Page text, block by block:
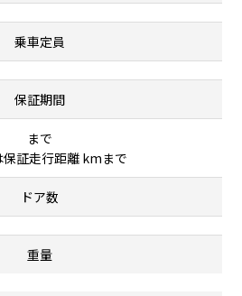
乗車定員
保証期間
まで
保証走行距離 kmまで
ドア数
重量